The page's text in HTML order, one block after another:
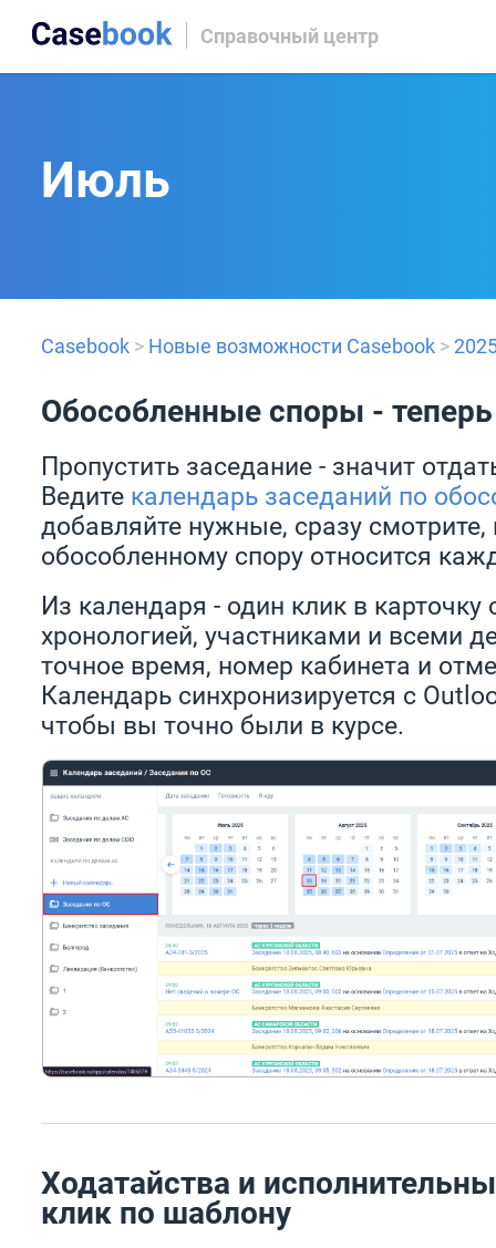
Справочный центр
Июль
Casebook > Новые возможности Casebook >
Обособленные споры -
Пропустить заседание - значит
Ведите календарь заседаний по
добавляйте нужные, сразу смотрите,
обособленному спору относится
Из календаря - один клик в карточку
хронологией, участниками и всеми
точное время, номер кабинета и
Календарь синхронизируется с
чтобы вы точно были в курсе.
Ходатайства и
клик по шаблону